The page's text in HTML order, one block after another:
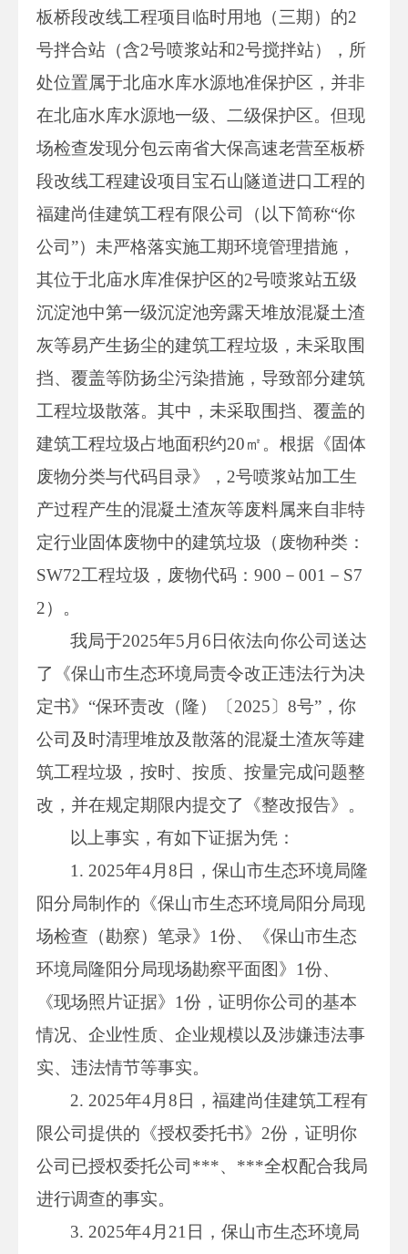
板桥段改线工程项目临时用地（三期）的2
号拌合站（含2号喷浆站和2号搅拌站），所
处位置属于北庙水库水源地准保护区，并非
在北庙水库水源地一级、二级保护区。但现
场检查发现分包云南省大保高速老营至板桥
段改线工程建设项目宝石山隧道进口工程的
福建尚佳建筑工程有限公司（以下简称“你
公司”）未严格落实施工期环境管理措施，
其位于北庙水库准保护区的2号喷浆站五级
沉淀池中第一级沉淀池旁露天堆放混凝土渣
灰等易产生扬尘的建筑工程垃圾，未采取围
挡、覆盖等防扬尘污染措施，导致部分建筑
工程垃圾散落。其中，未采取围挡、覆盖的
建筑工程垃圾占地面积约20㎡。根据《固体
废物分类与代码目录》，2号喷浆站加工生
产过程产生的混凝土渣灰等废料属来自非特
定行业固体废物中的建筑垃圾（废物种类：
SW72工程垃圾，废物代码：900－001－S7
2）。
我局于2025年5月6日依法向你公司送达
了《保山市生态环境局责令改正违法行为决
定书》“保环责改（隆）〔2025〕8号”，你
公司及时清理堆放及散落的混凝土渣灰等建
筑工程垃圾，按时、按质、按量完成问题整
改，并在规定期限内提交了《整改报告》。
以上事实，有如下证据为凭：
1. 2025年4月8日，保山市生态环境局隆
阳分局制作的《保山市生态环境局阳分局现
场检查（勘察）笔录》1份、《保山市生态
环境局隆阳分局现场勘察平面图》1份、
《现场照片证据》1份，证明你公司的基本
情况、企业性质、企业规模以及涉嫌违法事
实、违法情节等事实。
2. 2025年4月8日，福建尚佳建筑工程有
限公司提供的《授权委托书》2份，证明你
公司已授权委托公司***、***全权配合我局
进行调查的事实。
3. 2025年4月21日，保山市生态环境局